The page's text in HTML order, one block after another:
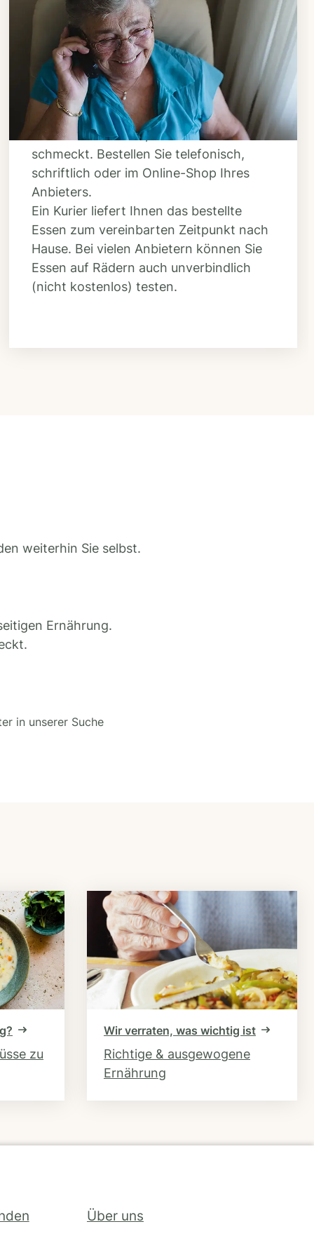
Schritt 3
Bestellen & liefern
lassen
Suchen Sie sich aus dem Speiseplan
Ihres Anbieters aus, was Ihnen
schmeckt. Bestellen Sie telefonisch,
schriftlich oder im Online-Shop Ihres
Anbieters.
Ein Kurier liefert Ihnen das bestellte
Essen zum vereinbarten Zeitpunkt nach
Hause. Bei vielen Anbietern können Sie
Essen auf Rädern auch unverbindlich
(nicht kostenlos) testen.
weiterhin Sie selbst.
Ernährung.
in unserer Suche
zu
Wir verraten, was wichtig ist
Richtige & ausgewogene
Ernährung
Über uns